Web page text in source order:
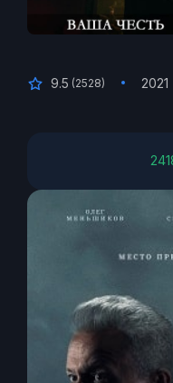
9.5 (2528) 2021